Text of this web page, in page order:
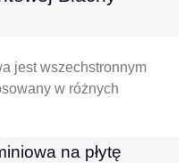
jest wszechstronnym
w różnych
na płytę